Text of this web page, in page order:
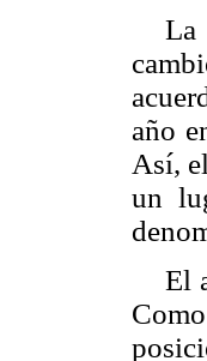
La
año
Así,
un
El